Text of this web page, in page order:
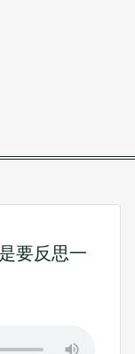
要反思一